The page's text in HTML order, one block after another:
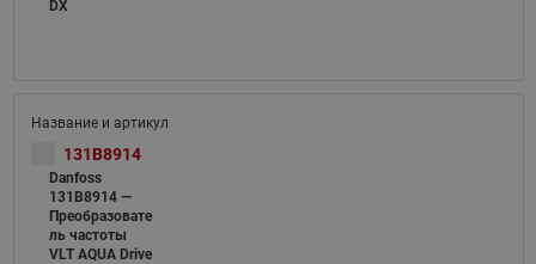
DX
131B8914
Danfoss
131B8914 —
Преобразовате
ль частоты
VLT AQUA Drive